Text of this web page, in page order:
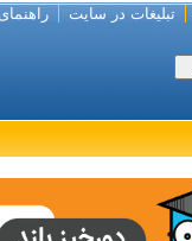
تبلیغات در سایت